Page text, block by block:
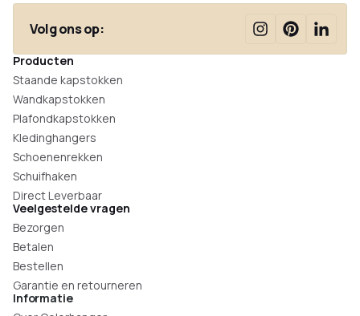
Volg ons op:
Producten
Staande kapstokken
Wandkapstokken
Plafondkapstokken
Kledinghangers
Schoenenrekken
Schuifhaken
Direct Leverbaar
Veelgestelde vragen
Bezorgen
Betalen
Bestellen
Garantie en retourneren
Informatie